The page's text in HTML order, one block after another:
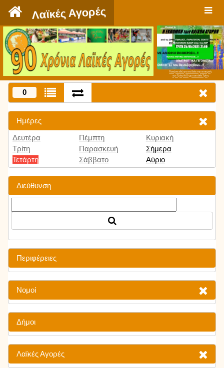
Λαϊκές Αγορές
Πατήστε εδώ για να δείτε την εκπομπή
την Τρίτη 9:00 μμ και κάθε Τρίτη
0
Ημέρες
Δευτέρα
Τρίτη
Τετάρτη
Πέμπτη
Παρασκευή
Σάββατο
Κυριακή
Σήμερα
Αύριο
Διεύθυνση
Περιφέρειες
Νομοί
Δήμοι
Λαϊκές Αγορές